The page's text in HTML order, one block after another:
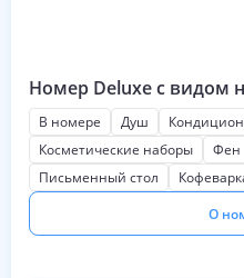
Номер Deluxe с видом
В номере
Душ
Косметические наборы
Фен
Письменный стол
О